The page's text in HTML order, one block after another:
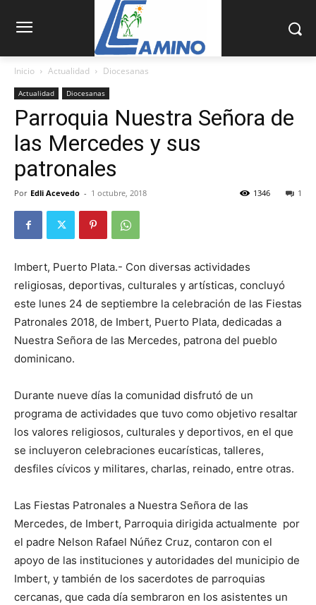
Inicio Actualidad Diocesanas
Actualidad Diocesanas
Parroquia Nuestra Señora de
las Mercedes y sus
patronales
Por Edli Acevedo - 1 octubre, 2018 1
1346
Imbert, Puerto Plata.- Con diversas actividades
religiosas, deportivas, culturales y artísticas, concluyó
este lunes 24 de septiembre la celebración de las Fiestas
Patro­nales 2018, de Imbert, Puerto Plata, dedicadas a
Nuestra Señora de las Mer­cedes, patrona del pueblo
dominicano.
Durante nueve días la comunidad disfrutó de un
programa de actividades que tuvo como objetivo re­saltar
los valores religiosos, culturales y deportivos, en el que
se incluyeron celebraciones eucarísticas, talleres,
desfiles cívicos y militares, charlas, reinado, entre otras.
Las Fiestas Patro­nales a Nuestra Seño­ra de las
Mercedes, de Imbert, Parroquia dirigida actualmente por
el padre Nelson Rafael Núñez Cruz, contaron con el
apoyo de las instituciones y autoridades del muni­cipio de
Imbert, y también de los sacerdotes de parroquias
cercanas, que cada día sembraron en los asistentes un